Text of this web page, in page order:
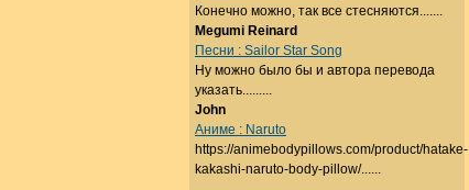
Конечно можно, так все стесняются.......
Megumi Reinard
Песни : Sailor Star Song
Ну можно было бы и автора перевода
указать.........
John
Аниме : Naruto
https://animebodypillows.com/product/hatake-
kakashi-naruto-body-pillow/......